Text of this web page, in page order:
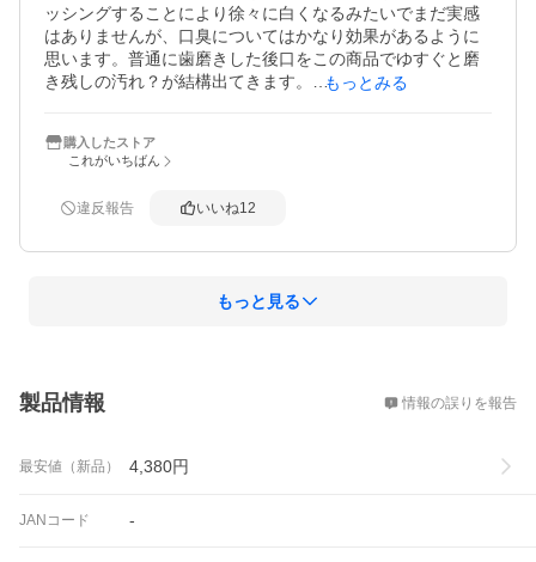
ッシングすることにより徐々に白くなるみたいでまだ実感
はありませんが、口臭についてはかなり効果があるように
思います。普通に歯磨きした後口をこの商品でゆすぐと磨
き残しの汚れ？が結構出てきます。
続けたいと思います。
もっとみる
購入したストア
これがいちばん
違反報告 いいね12
もっと見る
製品情報 情報の誤りを報告
最安値（新品） 4,380円
JANコード -